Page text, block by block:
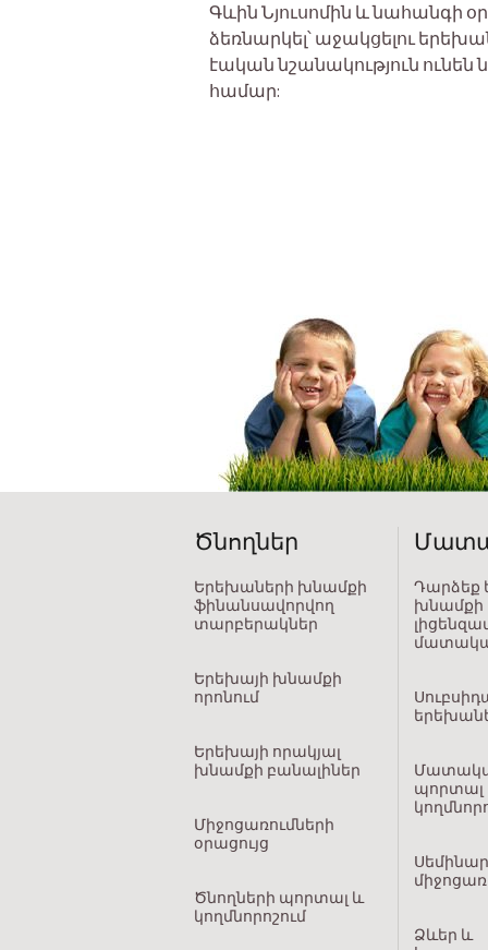
Գևին Նյուսոմին և նահանգի
ձեռնարկել՝ աջակցելու
էական նշանակություն
համար:
Ծնողներ
Երեխաների խնամքի
ֆինանսավորվող
տարբերակներ
Երեխայի խնամքի
որոնում
Երեխայի որակյալ
խնամքի բանալիներ
Միջոցառումների
օրացույց
Ծնողների պորտալ և
կողմնորոշում
Դարձեք
խնամքի
պորտալ
Ձևեր և